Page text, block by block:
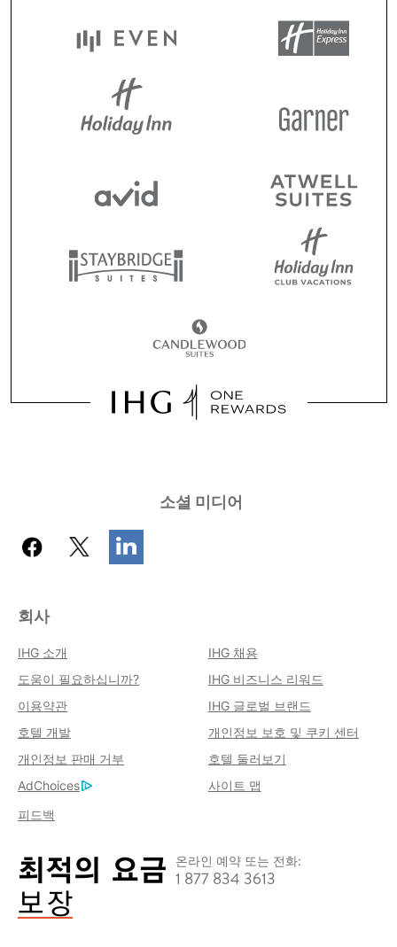
소셜 미디어
회사
IHG 소개
IHG 채용
도움이 필요하십니까?
IHG 비즈니스 리워드
이용약관
IHG 글로벌 브랜드
호텔 개발
개인정보 보호 및 쿠키 센터
개인정보 판매 거부
호텔 둘러보기
AdChoices
사이트 맵
피드백
온라인 예약 또는 전화:
1 877 834 3613